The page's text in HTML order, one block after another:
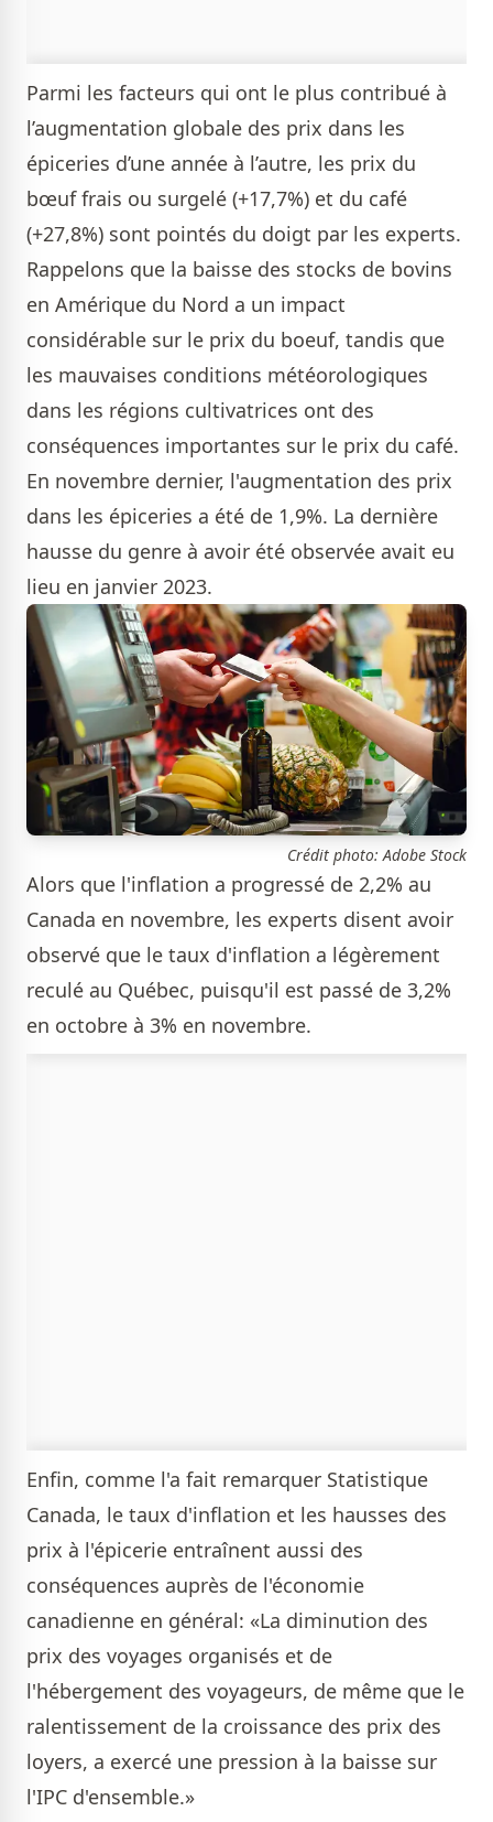
Parmi les facteurs qui ont le plus contribué à
l’augmentation globale des prix dans les
épiceries d’une année à l’autre, les prix du
bœuf frais ou surgelé (+17,7%) et du café
(+27,8%) sont pointés du doigt par les experts.
Rappelons que la baisse des stocks de bovins
en Amérique du Nord a un impact
considérable sur le prix du boeuf, tandis que
les mauvaises conditions météorologiques
dans les régions cultivatrices ont des
conséquences importantes sur le prix du café.
En novembre dernier, l'augmentation des prix
dans les épiceries a été de 1,9%. La dernière
hausse du genre à avoir été observée avait eu
lieu en janvier 2023.
Crédit photo: Adobe Stock
Alors que l'inflation a progressé de 2,2% au
Canada en novembre, les experts disent avoir
observé que le taux d'inflation a légèrement
reculé au Québec, puisqu'il est passé de 3,2%
en octobre à 3% en novembre.
Enfin, comme l'a fait remarquer Statistique
Canada, le taux d'inflation et les hausses des
prix à l'épicerie entraînent aussi des
conséquences auprès de l'économie
canadienne en général: «La diminution des
prix des voyages organisés et de
l'hébergement des voyageurs, de même que le
ralentissement de la croissance des prix des
loyers, a exercé une pression à la baisse sur
l'IPC d'ensemble.»